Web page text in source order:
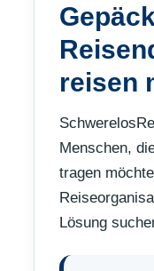
reisen
Menschen,
tragen
Lösung